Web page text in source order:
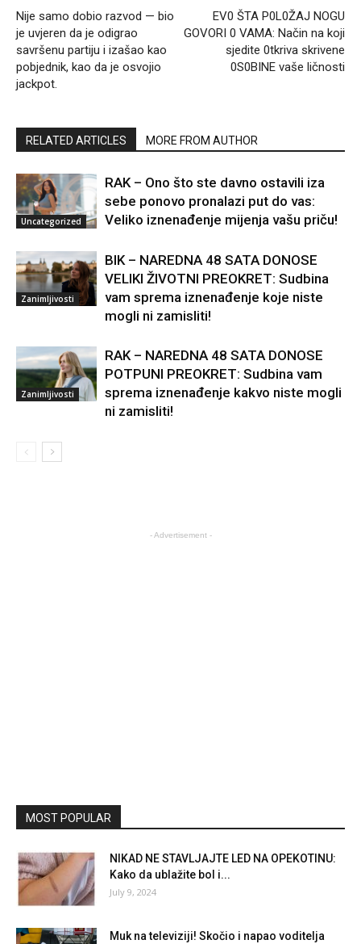
Nije samo dobio razvod — bio
je uvjeren da je odigrao
savršenu partiju i izašao kao
pobjednik, kao da je osvojio
jackpot.
EV0 ŠTA P0L0ŽAJ NOGU
GOVORI 0 VAMA: Način na koji
sjedite 0tkriva skrivene
0S0BINE vaše ličnosti
RELATED ARTICLES MORE FROM AUTHOR
Uncategorized
RAK – Ono što ste davno ostavili iza
sebe ponovo pronalazi put do vas:
Veliko iznenađenje mijenja vašu priču!
Zanimljivosti
BIK – NAREDNA 48 SATA DONOSE
VELIKI ŽIVOTNI PREOKRET: Sudbina
vam sprema iznenađenje koje niste
mogli ni zamisliti!
Zanimljivosti
RAK – NAREDNA 48 SATA DONOSE
POTPUNI PREOKRET: Sudbina vam
sprema iznenađenje kakvo niste mogli
ni zamisliti!
- Advertisement -
MOST POPULAR
NIKAD NE STAVLJAJTE LED NA OPEKOTINU:
Kako da ublažite bol i...
July 9, 2024
Muk na televiziji! Skočio i napao voditelja